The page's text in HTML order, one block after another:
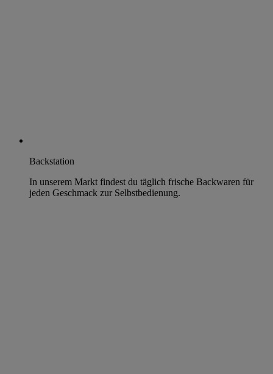
Backstation
In unserem Markt findest du täglich frische Backwaren für
jeden Geschmack zur Selbstbedienung.